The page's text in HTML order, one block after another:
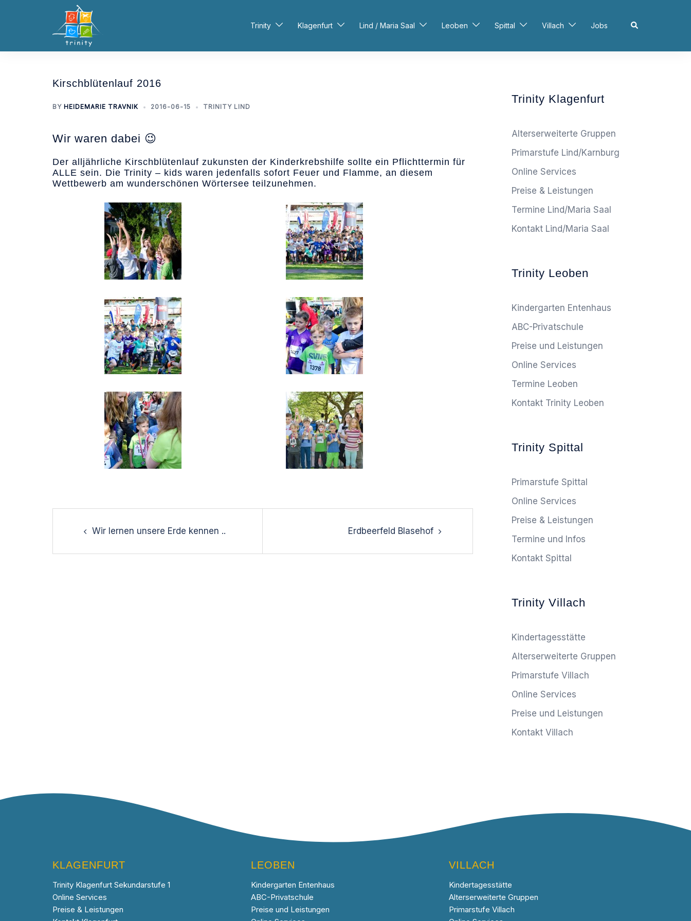
Trinity Klagenfurt Lind / Maria Saal Leoben Spittal Villach Jobs Search
Kirschblütenlauf 2016
BY HEIDEMARIE TRAVNIK 2016-06-15 TRINITY LIND
Wir waren dabei 😉
Der alljährliche Kirschblütenlauf zukunsten der Kinderkrebshilfe sollte ein Pflichttermin für
ALLE sein. Die Trinity – kids waren jedenfalls sofort Feuer und Flamme, an diesem
Wettbewerb am wunderschönen Wörtersee teilzunehmen.
navigationWir lernen unsere Erde kennen .. Erdbeerfeld Blasehof
Trinity Klagenfurt
Alterserweiterte Gruppen
Primarstufe Lind/Karnburg
Online Services
Preise & Leistungen
Termine Lind/Maria Saal
Kontakt Lind/Maria Saal
Trinity Leoben
Kindergarten Entenhaus
ABC-Privatschule
Preise und Leistungen
Online Services
Termine Leoben
Kontakt Trinity Leoben
Trinity Spittal
Primarstufe Spittal
Online Services
Preise & Leistungen
Termine und Infos
Kontakt Spittal
Trinity Villach
Kindertagesstätte
Alterserweiterte Gruppen
Primarstufe Villach
Online Services
Preise und Leistungen
Kontakt Villach
KLAGENFURT
Trinity Klagenfurt Sekundarstufe 1
Online Services
Preise & Leistungen
LEOBEN
Kindergarten Entenhaus
ABC-Privatschule
Preise und Leistungen
VILLACH
Kindertagesstätte
Alterserweiterte Gruppen
Primarstufe Villach